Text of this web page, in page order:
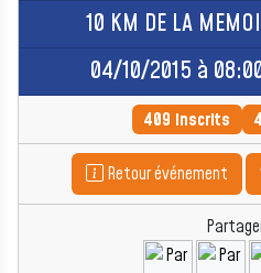
10 KM DE LA
04/10/2015 à
409 inscrits
Retour événement